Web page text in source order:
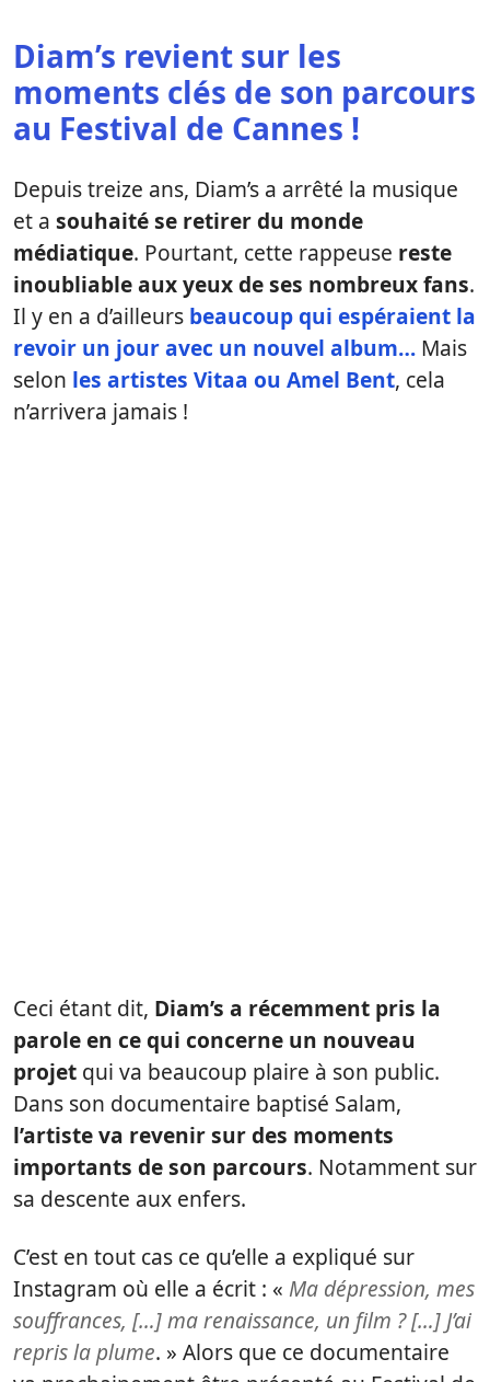
Diam’s revient sur les
moments clés de son parcours
au Festival de Cannes !
Depuis treize ans, Diam’s a arrêté la musique
et a souhaité se retirer du monde
médiatique. Pourtant, cette rappeuse reste
inoubliable aux yeux de ses nombreux fans.
Il y en a d’ailleurs beaucoup qui espéraient la
revoir un jour avec un nouvel album… Mais
selon les artistes Vitaa ou Amel Bent, cela
n’arrivera jamais !
Ceci étant dit, Diam’s a récemment pris la
parole en ce qui concerne un nouveau
projet qui va beaucoup plaire à son public.
Dans son documentaire baptisé Salam,
l’artiste va revenir sur des moments
importants de son parcours. Notamment sur
sa descente aux enfers.
C’est en tout cas ce qu’elle a expliqué sur
Instagram où elle a écrit : « Ma dépression, mes
souffrances, […] ma renaissance, un film ? […] J’ai
repris la plume. » Alors que ce documentaire